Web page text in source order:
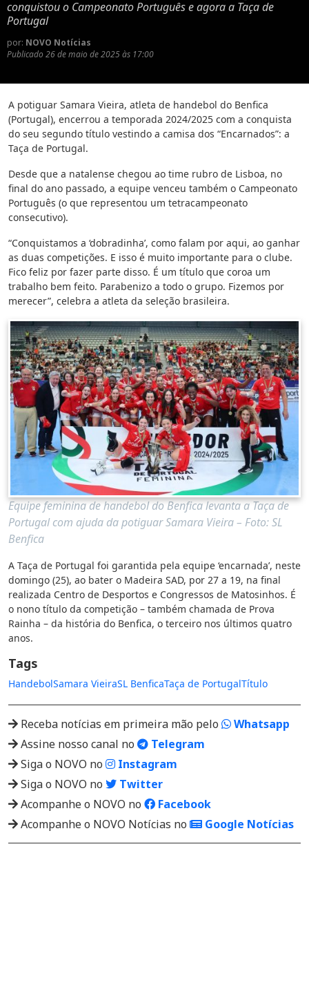
conquistou o Campeonato Português e agora a Taça de
Portugal
por: NOVO Notícias
Publicado 26 de maio de 2025 às 17:00
A potiguar Samara Vieira, atleta de handebol do Benfica
(Portugal), encerrou a temporada 2024/2025 com a conquista
do seu segundo título vestindo a camisa dos “Encarnados”: a
Taça de Portugal.
Desde que a natalense chegou ao time rubro de Lisboa, no
final do ano passado, a equipe venceu também o Campeonato
Português (o que representou um tetracampeonato
consecutivo).
“Conquistamos a ‘dobradinha’, como falam por aqui, ao ganhar
as duas competições. E isso é muito importante para o clube.
Fico feliz por fazer parte disso. É um título que coroa um
trabalho bem feito. Parabenizo a todo o grupo. Fizemos por
merecer”, celebra a atleta da seleção brasileira.
Equipe feminina de handebol do Benfica levanta a Taça de
Portugal com ajuda da potiguar Samara Vieira – Foto: SL
Benfica
A Taça de Portugal foi garantida pela equipe ‘encarnada’, neste
domingo (25), ao bater o Madeira SAD, por 27 a 19, na final
realizada Centro de Desportos e Congressos de Matosinhos. É
o nono título da competição – também chamada de Prova
Rainha – da história do Benfica, o terceiro nos últimos quatro
anos.
Tags
HandebolSamara VieiraSL BenficaTaça de PortugalTítulo
Receba notícias em primeira mão pelo
Whatsapp
Assine nosso canal no
Telegram
Siga o NOVO no
Instagram
Siga o NOVO no
Twitter
Acompanhe o NOVO no
Facebook
Acompanhe o NOVO Notícias no
Google Notícias